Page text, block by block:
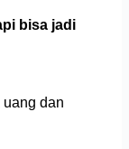
bisa jadi
dan